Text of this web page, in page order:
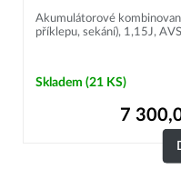
Akumulátorové
příklepu, sekání), 1,15J,
Skladem (21 KS)
7